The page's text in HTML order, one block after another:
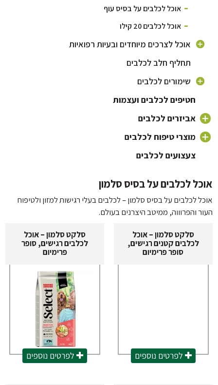
אוכל לכלבים על בסיס עוף
אוכל לכלבים 20 קילו
אוכל לצרכים מיוחדים ובעיות רפואיות
אוכל היפואלרגני לכלבים
אוכל לכלבים עם בעיות מפרקים
אוכל לכלבים עם בעיות עור ופרווה
אוכל לבעיות עיכול
אוכל לכלבים פעילים
תחליף חלב לכלבים
שימורים לכלבים
אוכל לגורי כלבים
אוכל לכלבים מבוגרים
אוכל לכלבים קטנים
חטיפים לכלבים ועצמות
אביזרים לכלבים
כלי אוכל לכלב
קולר ורצועה לכלב
מחסום פה לכלב
כלוב לכלב ותיקי נשיאה
אביזרים נוספים
מוצרי טיפוח לכלבים
שמפו לכלבים וטיפוח פרווה
מוצרי הדברה
צעצועים לכלבים
לכלבים על בסיס סלמון
לכלבים על בסיס סלמון – לכלבים בעלי רגישות למזון ולטיפוח
והפרוווה, ממיטב היצרנים בעולם.
סלקט סלמון – אוכל
לכלבים קטנים רגישים,
סופר פרימיום
לפרטים נוספים
סלקט סלמון – אוכל
לכלבים רגישים, סופר
פרימיום
לפרטים נוספים